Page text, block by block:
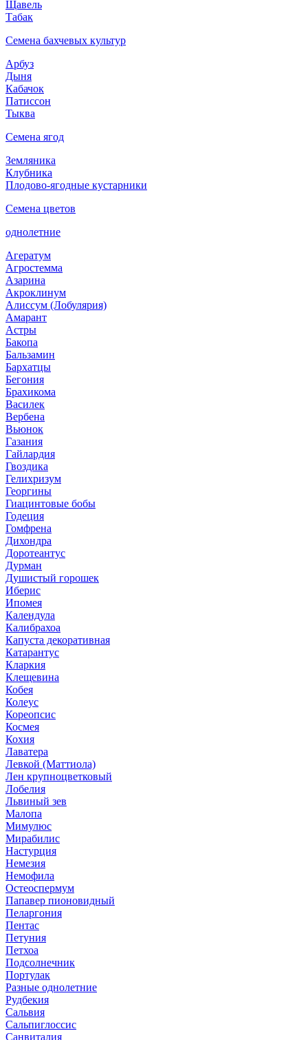
Щавель
Табак
Семена бахчевых культур
Арбуз
Дыня
Кабачок
Патиссон
Тыква
Семена ягод
Земляника
Клубника
Плодово-ягодные кустарники
Семена цветов
однолетние
Агератум
Агростемма
Азарина
Акроклинум
Алиссум (Лобулярия)
Амарант
Астры
Бакопа
Бальзамин
Бархатцы
Бегония
Брахикома
Василек
Вербена
Вьюнок
Газания
Гайлардия
Гвоздика
Гелихризум
Георгины
Гиацинтовые бобы
Годеция
Гомфрена
Дихондра
Доротеантус
Дурман
Душистый горошек
Иберис
Ипомея
Календула
Калибрахоа
Капуста декоративная
Катарантус
Кларкия
Клещевина
Кобея
Колеус
Кореопсис
Космея
Кохия
Лаватера
Левкой (Маттиола)
Лен крупноцветковый
Лобелия
Львиный зев
Малопа
Мимулюс
Мирабилис
Настурция
Немезия
Немофила
Остеоспермум
Папавер пионовидный
Пеларгония
Пентас
Петуния
Петхоа
Подсолнечник
Портулак
Разные однолетние
Рудбекия
Сальвия
Сальпиглоссис
Санвиталия